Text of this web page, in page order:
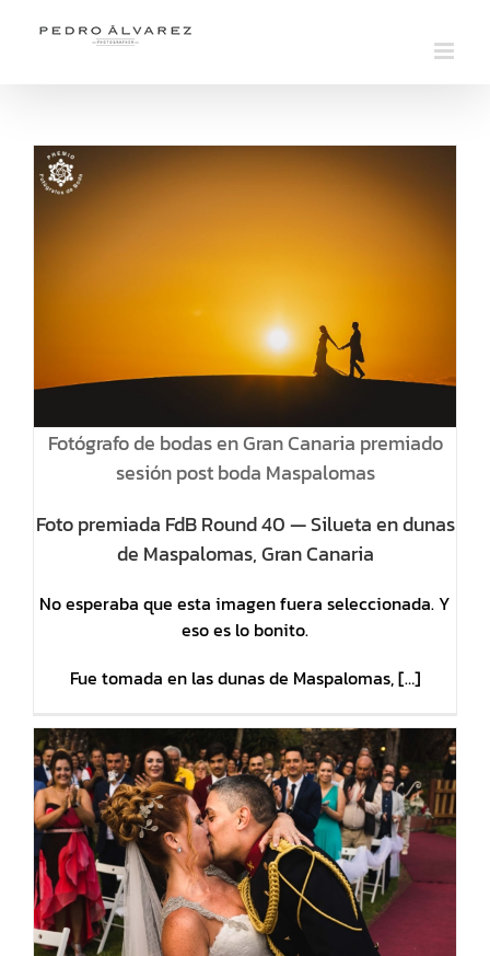
Fotógrafo de bodas en Gran Canaria premiado
sesión post boda Maspalomas
Foto premiada FdB Round 40 — Silueta en dunas
de Maspalomas, Gran Canaria
No esperaba que esta imagen fuera seleccionada. Y
eso es lo bonito.
Fue tomada en las dunas de Maspalomas, […]